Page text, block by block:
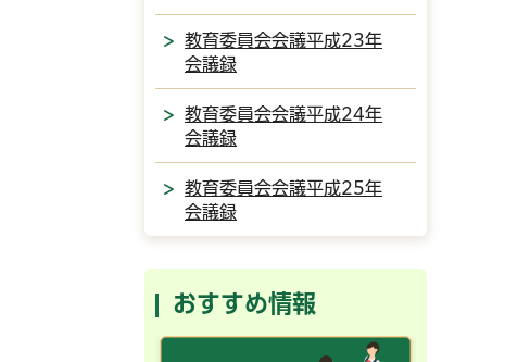
教育委員会会議平成23年
会議録
教育委員会会議平成24年
会議録
教育委員会会議平成25年
会議録
おすすめ情報